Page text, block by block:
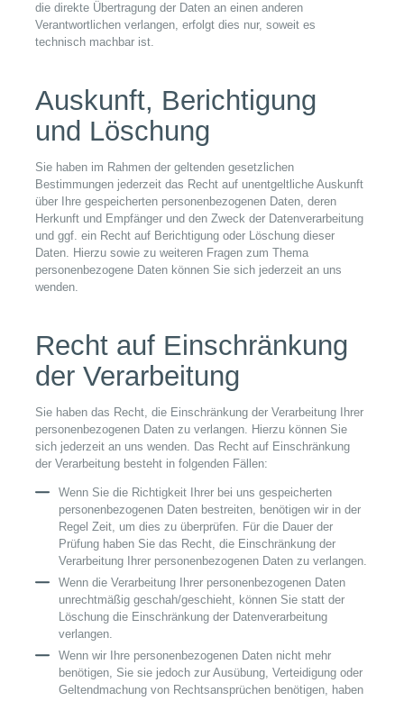
die direkte Übertragung der Daten an einen anderen
Verantwortlichen verlangen, erfolgt dies nur, soweit es
technisch machbar ist.
Auskunft, Berichtigung
und Löschung
Sie haben im Rahmen der geltenden gesetzlichen
Bestimmungen jederzeit das Recht auf unentgeltliche Auskunft
über Ihre gespeicherten personenbezogenen Daten, deren
Herkunft und Empfänger und den Zweck der Datenverarbeitung
und ggf. ein Recht auf Berichtigung oder Löschung dieser
Daten. Hierzu sowie zu weiteren Fragen zum Thema
personenbezogene Daten können Sie sich jederzeit an uns
wenden.
Recht auf Einschränkung
der Verarbeitung
Sie haben das Recht, die Einschränkung der Verarbeitung Ihrer
personenbezogenen Daten zu verlangen. Hierzu können Sie
sich jederzeit an uns wenden. Das Recht auf Einschränkung
der Verarbeitung besteht in folgenden Fällen:
Wenn Sie die Richtigkeit Ihrer bei uns gespeicherten
personenbezogenen Daten bestreiten, benötigen wir in der
Regel Zeit, um dies zu überprüfen. Für die Dauer der
Prüfung haben Sie das Recht, die Einschränkung der
Verarbeitung Ihrer personenbezogenen Daten zu verlangen.
Wenn die Verarbeitung Ihrer personenbezogenen Daten
unrechtmäßig geschah/geschieht, können Sie statt der
Löschung die Einschränkung der Datenverarbeitung
verlangen.
Wenn wir Ihre personenbezogenen Daten nicht mehr
benötigen, Sie sie jedoch zur Ausübung, Verteidigung oder
Geltendmachung von Rechtsansprüchen benötigen, haben